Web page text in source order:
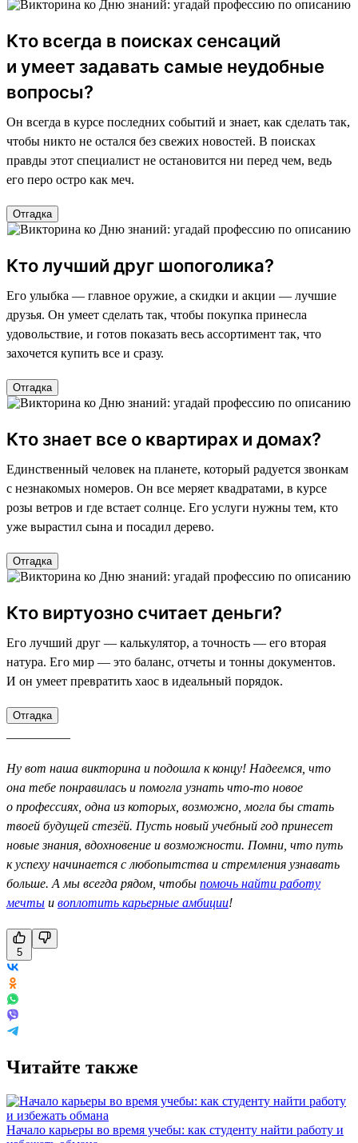
Кто всегда в поисках сенсаций
и умеет задавать самые неудобные
вопросы?
Он всегда в курсе последних событий и знает, как сделать так,
чтобы никто не остался без свежих новостей. В поисках
правды этот специалист не остановится ни перед чем, ведь
его перо остро как меч.
Отгадка
Кто лучший друг шопоголика?
Его улыбка — главное оружие, а скидки и акции — лучшие
друзья. Он умеет сделать так, чтобы покупка принесла
удовольствие, и готов показать весь ассортимент так, что
захочется купить все и сразу.
Отгадка
Кто знает все о квартирах и домах?
Единственный человек на планете, который радуется звонкам
с незнакомых номеров. Он все меряет квадратами, в курсе
розы ветров и где встает солнце. Его услуги нужны тем, кто
уже вырастил сына и посадил дерево.
Отгадка
Кто виртуозно считает деньги?
Его лучший друг — калькулятор, а точность — его вторая
натура. Его мир — это баланс, отчеты и тонны документов.
И он умеет превратить хаос в идеальный порядок.
Отгадка
Ну вот наша викторина и подошла к концу! Надеемся, что
она тебе понравилась и помогла узнать что-то новое
о профессиях, одна из которых, возможно, могла бы стать
твоей будущей стезёй. Пусть новый учебный год принесет
новые знания, вдохновение и возможности. Помни, что путь
к успеху начинается с любопытства и стремления узнавать
больше. А мы всегда рядом, чтобы помочь найти работу
мечты и воплотить карьерные амбиции!
5
Читайте также
Начало карьеры во время учебы: как студенту найти работу и